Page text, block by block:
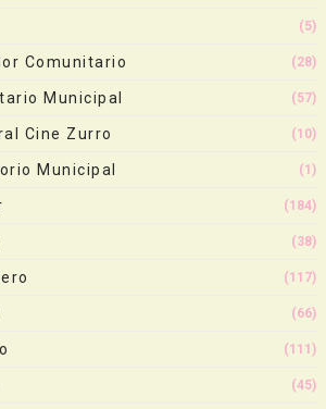
(5)
Comunitario (28)
Municipal (57)
Cine Zurro (10)
Municipal (1)
(184)
(38)
(117)
(66)
(111)
(45)